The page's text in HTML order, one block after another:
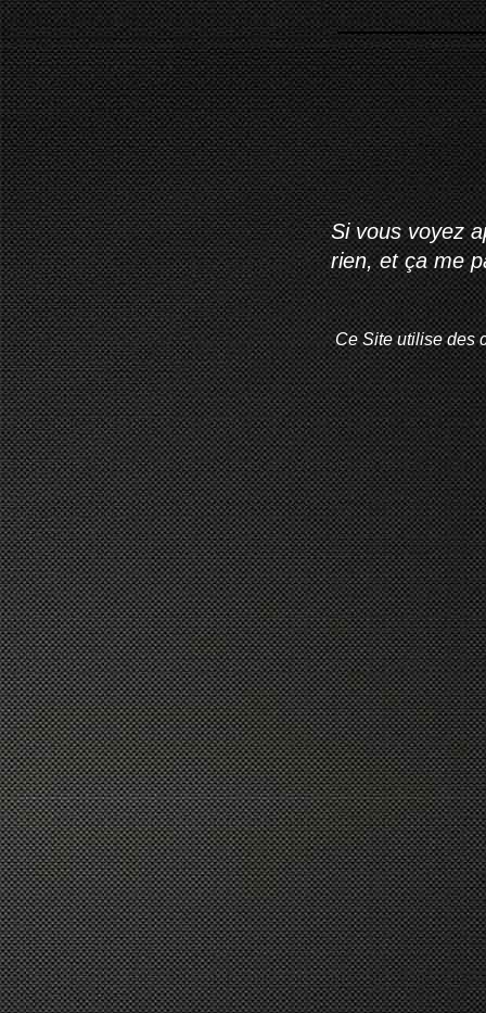
Si vous voyez
rien, et ça me
Ce Site utilise des